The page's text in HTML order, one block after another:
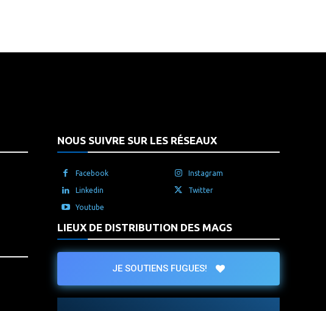
NOUS SUIVRE SUR LES RÉSEAUX
Facebook Instagram
Linkedin Twitter
Youtube
LIEUX DE DISTRIBUTION DES MAGS
JE SOUTIENS FUGUES!